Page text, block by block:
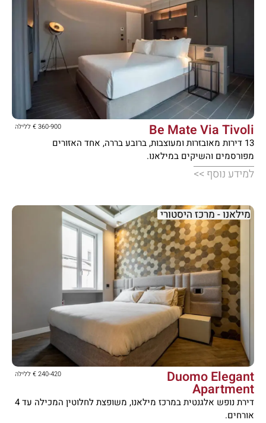





Be Mate Via Tivoli 360-900 € ללילה
13 דירות מאובזרות ומעוצבות, ברובע בררה, אחד האזורים
מפורסמים והשיקים במילאנו.
למידע נוסף >>




Duomo Elegant
Apartment
240-420 € ללילה
דירת נופש אלגנטית במרכז מילאנו, משופצת לחלוטין המכילה עד 4
אורחים.
מילאנו - מרכז היסטורי